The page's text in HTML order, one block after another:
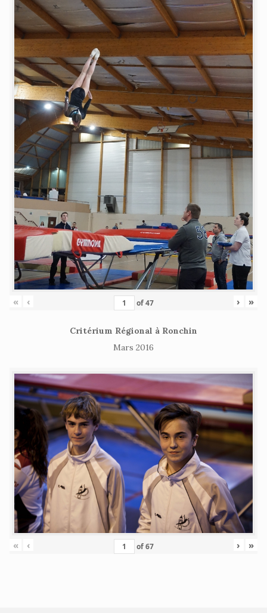
« ‹ of47 › »
Critérium Régional à Ronchin
Mars 2016
« ‹ of67 › »